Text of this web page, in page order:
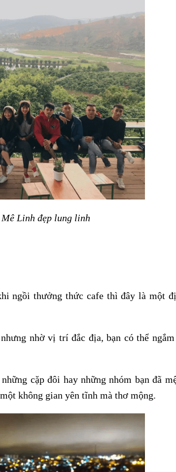
Linh đẹp lung linh
ngồi thưởng thức cafe thì đây là một
nhờ vị trí đắc địa, bạn có thể
cặp đôi hay những nhóm bạn đã
không gian yên tĩnh mà thơ mộng.